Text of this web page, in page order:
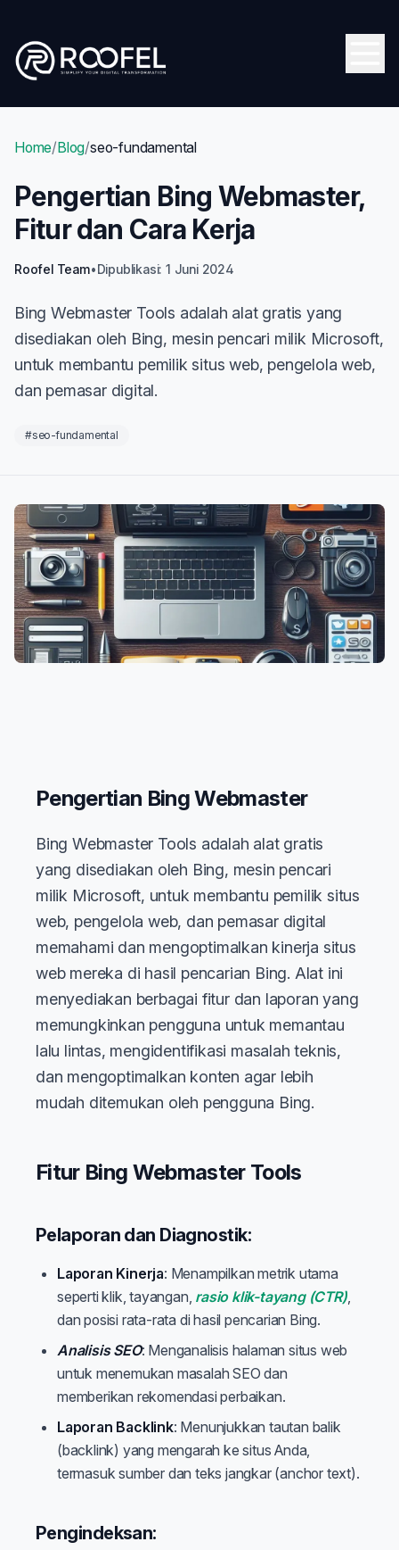
Home/Blog/seo-fundamental
Pengertian Bing Webmaster,
Fitur dan Cara Kerja
Roofel Team•Dipublikasi: 1 Juni 2024
Bing Webmaster Tools adalah alat gratis yang
disediakan oleh Bing, mesin pencari milik Microsoft,
untuk membantu pemilik situs web, pengelola web,
dan pemasar digital.
#seo-fundamental
Pengertian Bing Webmaster
Bing Webmaster Tools adalah alat gratis
yang disediakan oleh Bing, mesin pencari
milik Microsoft, untuk membantu pemilik situs
web, pengelola web, dan pemasar digital
memahami dan mengoptimalkan kinerja situs
web mereka di hasil pencarian Bing. Alat ini
menyediakan berbagai fitur dan laporan yang
memungkinkan pengguna untuk memantau
lalu lintas, mengidentifikasi masalah teknis,
dan mengoptimalkan konten agar lebih
mudah ditemukan oleh pengguna Bing.
Fitur Bing Webmaster Tools
Pelaporan dan Diagnostik:
Laporan Kinerja: Menampilkan metrik utama
seperti klik, tayangan, rasio klik-tayang (CTR),
dan posisi rata-rata di hasil pencarian Bing.
Analisis SEO: Menganalisis halaman situs web
untuk menemukan masalah SEO dan
memberikan rekomendasi perbaikan.
Laporan Backlink: Menunjukkan tautan balik
(backlink) yang mengarah ke situs Anda,
termasuk sumber dan teks jangkar (anchor text).
Pengindeksan: